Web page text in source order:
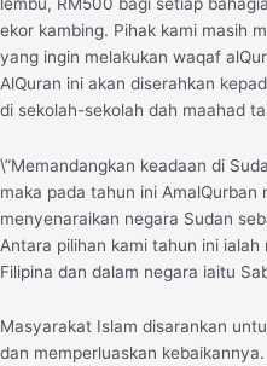
ekor kambing. Pihak kami masih
yang ingin melakukan waqaf
AlQuran ini akan diserahkan
di sekolah-sekolah dah maahad
\”Memandangkan keadaan di
maka pada tahun ini
menyenaraikan negara Sudan
Antara pilihan kami tahun ini
Filipina dan dalam negara iaitu
Masyarakat Islam disarankan
dan memperluaskan